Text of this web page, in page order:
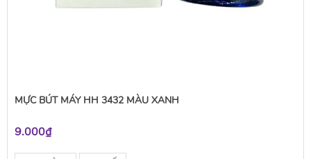
MỰC BÚT MÁY HH 3432 MÀU XANH
9.000₫